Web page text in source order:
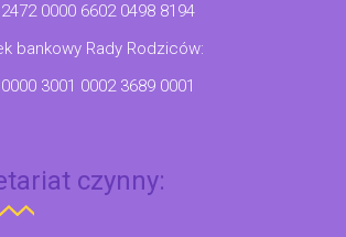
0000 6602 0498 8194
bankowy Rady Rodziców:
3001 0002 3689 0001
czynny: